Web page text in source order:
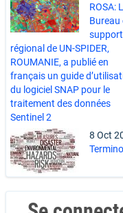
ROSA:
Bureau
support
régional de UN-SPIDER,
ROUMANIE, a publié en
français un guide
du logiciel SNAP pour le
traitement des données
Sentinel 2
8 Oct